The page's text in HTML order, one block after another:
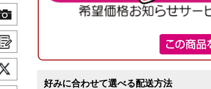
好みに合わせて選べる配送方法